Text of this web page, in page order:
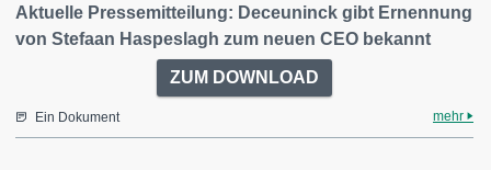
Aktuelle Pressemitteilung: Deceuninck gibt Ernennung
von Stefaan Haspeslagh zum neuen CEO bekannt
ZUM DOWNLOAD
Ein Dokument mehr